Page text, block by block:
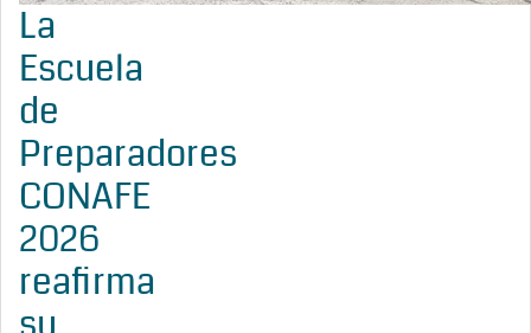
La
Escuela
de
Preparadores
CONAFE
2026
reafirma